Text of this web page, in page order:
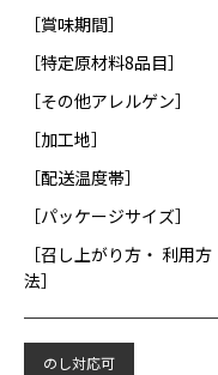
［賞味期間］
［特定原材料8品目］
［その他アレルゲン］
［加工地］
［配送温度帯］
［パッケージサイズ］
［召し上がり方・ 利用方
法］
のし対応可